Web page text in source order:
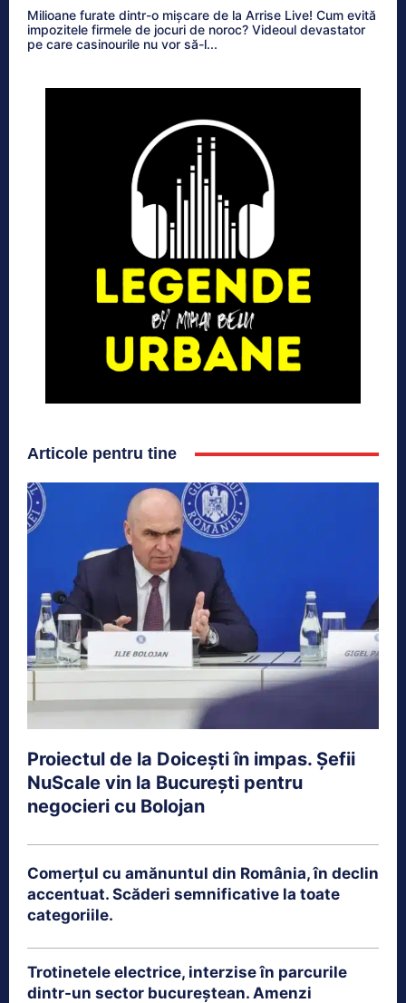
Milioane furate dintr-o mișcare de la Arrise Live! Cum evită
impozitele firmele de jocuri de noroc? Videoul devastator
pe care casinourile nu vor să-l...
Articole pentru tine
Proiectul de la Doicești în impas. Șefii
NuScale vin la București pentru
negocieri cu Bolojan
Comerțul cu amănuntul din România, în declin
accentuat. Scăderi semnificative la toate
categoriile.
Trotinetele electrice, interzise în parcurile
dintr-un sector bucureștean. Amenzi